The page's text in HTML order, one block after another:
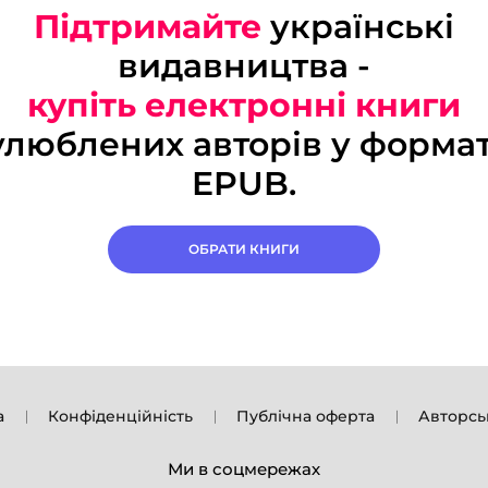
Підтримайте українські
видавництва -
купіть електронні книги
авторів у
EPUB.
ОБРАТИ КНИГИ
Конфіденційність Публічна оферта
Ми в соцмережах